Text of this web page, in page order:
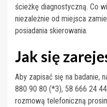
ścieżkę diagnostyczną. Co
niezależnie od miejsca
posiadania skierowania.
Jak się
Aby zapisać się na badanie,
880 90 80 (*3), 58 666 24
rozmową telefoniczną